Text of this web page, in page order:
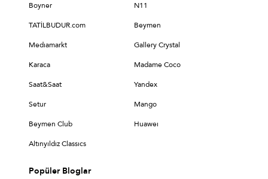
Boyner N11
TATİLBUDUR.com Beymen
Medıamarkt Gallery Crystal
Karaca Madame Coco
Saat&Saat Yandex
Setur Mango
Beymen Club Huaweı
Altınyıldız Classıcs
Popüler Bloglar